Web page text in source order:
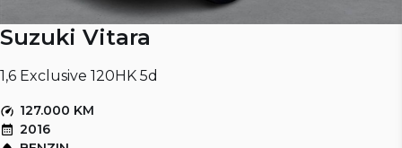
Suzuki Vitara
1,6 Exclusive 120HK 5d
127.000 KM
2016